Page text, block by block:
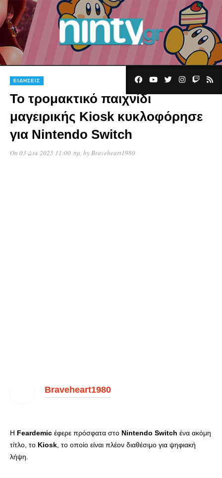
ΕΙΔΉΣΕΙΣ
Το τρομακτικό παιχνίδι
μαγειρικής Kiosk κυκλοφόρησε
για Nintendo Switch
On 03 Δεκ 2025 11:00 πμ , by Braveheart1980
Braveheart1980
Η Feardemic έφερε πρόσφατα στο Nintendo Switch ένα ακόμη
τίτλο, το Kiosk , το οποίο είναι πλέον διαθέσιμο για ψηφιακή
λήψη.